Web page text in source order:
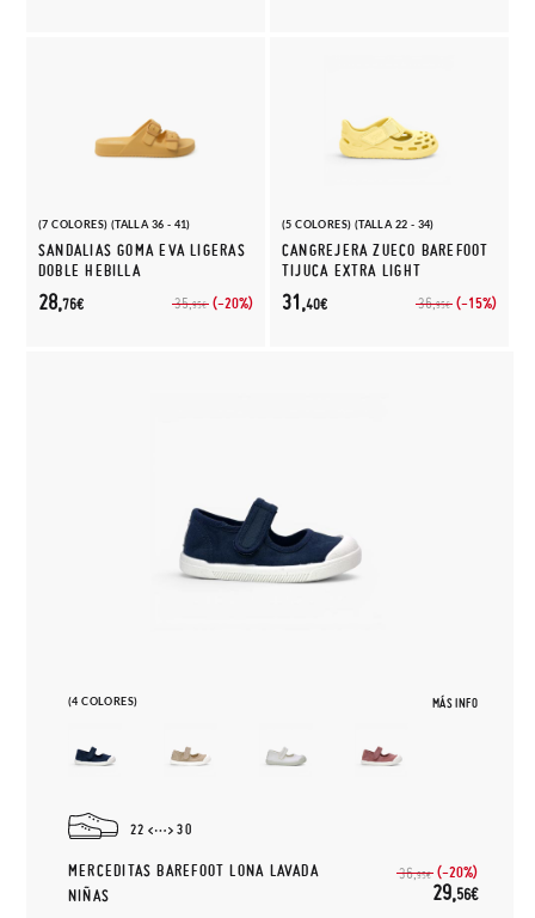
(7 COLORES) (TALLA 36 - 41)
SANDALIAS GOMA EVA LIGERAS
DOBLE HEBILLA
35,95€ (-20%)
28,76€
(5 COLORES) (TALLA 22 - 34)
CANGREJERA ZUECO BAREFOOT
TIJUCA EXTRA LIGHT
36,95€ (-15%)
31,40€
(4 COLORES) MÁS INFO
22 30
MERCEDITAS BAREFOOT LONA LAVADA
NIÑAS
36,95€ (-20%)
29,56€